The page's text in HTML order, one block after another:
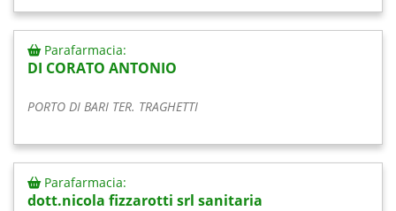
Parafarmacia:
DI CORATO ANTONIO
PORTO DI BARI TER. TRAGHETTI
Parafarmacia:
dott.nicola fizzarotti srl sanitaria